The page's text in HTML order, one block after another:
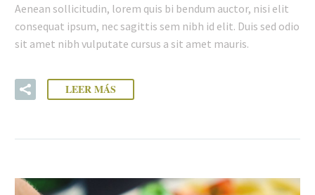
Aenean sollicitudin, lorem quis bi bendum auctor, nisi elit
consequat ipsum, nec sagittis sem nibh id elit. Duis sed odio
sit amet nibh vulputate cursus a sit amet mauris.
LEER MÁS